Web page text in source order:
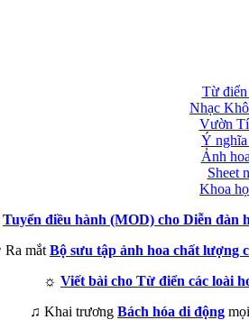
Từ
Nhạc
Vườn
Ý
Ảnh
Sheet
Khoa
Tuyển điều hành (MOD) cho Diễn đàn
Ra mắt Bộ sưu tập ảnh hoa chất lượng
☼ Viết bài cho Từ điển các loài
♫ Khai trương Bách hóa di động